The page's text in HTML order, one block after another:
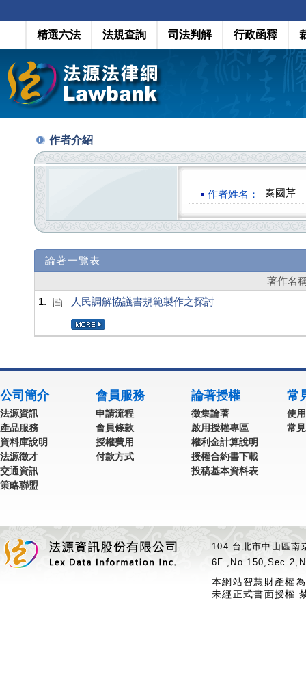
精選六法 法規查詢 司法判解 行政函釋
作者介紹
作者姓名： 秦國芹
論著一覽表
著作名
1.
人民調解協議書規範製作之探討
公司簡介
法源資訊
產品服務
資料庫說明
法源徵才
交通資訊
策略聯盟
會員服務
申請流程
會員條款
授權費用
付款方式
論著授權
徵集論著
啟用授權專區
權利金計算說明
授權合約書下載
投稿基本資料表
常
使
常
104 台北市中山區
本網站智慧財產權
未經正式書面授權